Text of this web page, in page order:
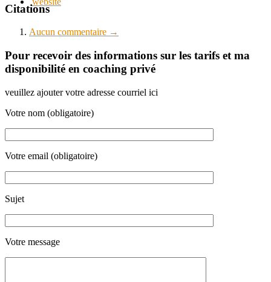
Citations
Aucun commentaire →
Pour recevoir des informations sur les tarifs et ma
disponibilité en coaching privé
veuillez ajouter votre adresse courriel ici
Votre nom (obligatoire)
Votre email (obligatoire)
Sujet
Votre message